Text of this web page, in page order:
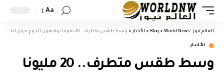
Aa
العالم نيوز - World News >
Blog
> الأخبار > وسط طقس متطرف.. 20 مليونا يواجهون الجوع بدول الجنوب الأفريقي
الأخبار
وسط طقس متطرف.. 20 مليونا